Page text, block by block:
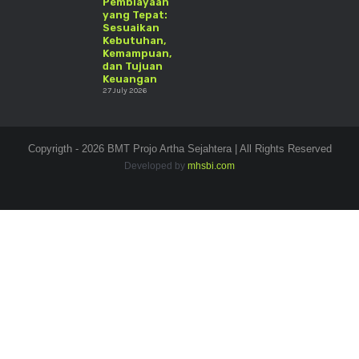
yang Tepat:
Sesuaikan
Kebutuhan,
Kemampuan,
dan Tujuan
Keuangan
27 July 2026
Copyrigth - 2026 BMT Projo Artha Sejahtera | All Rights Reserved
Developed by mhsbi.com